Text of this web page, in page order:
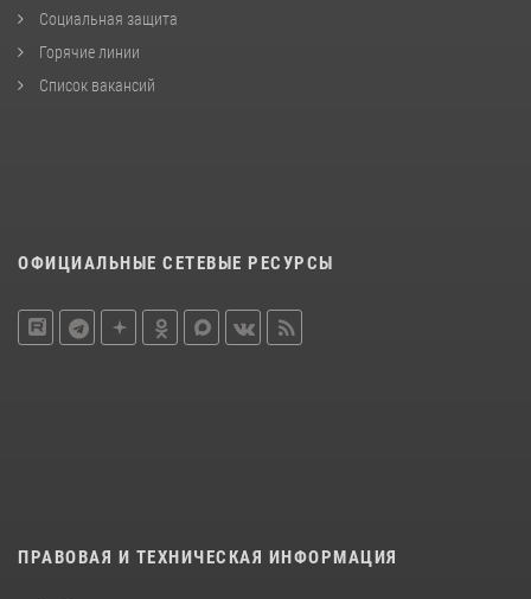
Социальная защита
Горячие линии
Список вакансий
ОФИЦИАЛЬНЫЕ СЕТЕВЫЕ РЕСУРСЫ
ПРАВОВАЯ И ТЕХНИЧЕСКАЯ ИНФОРМАЦИЯ